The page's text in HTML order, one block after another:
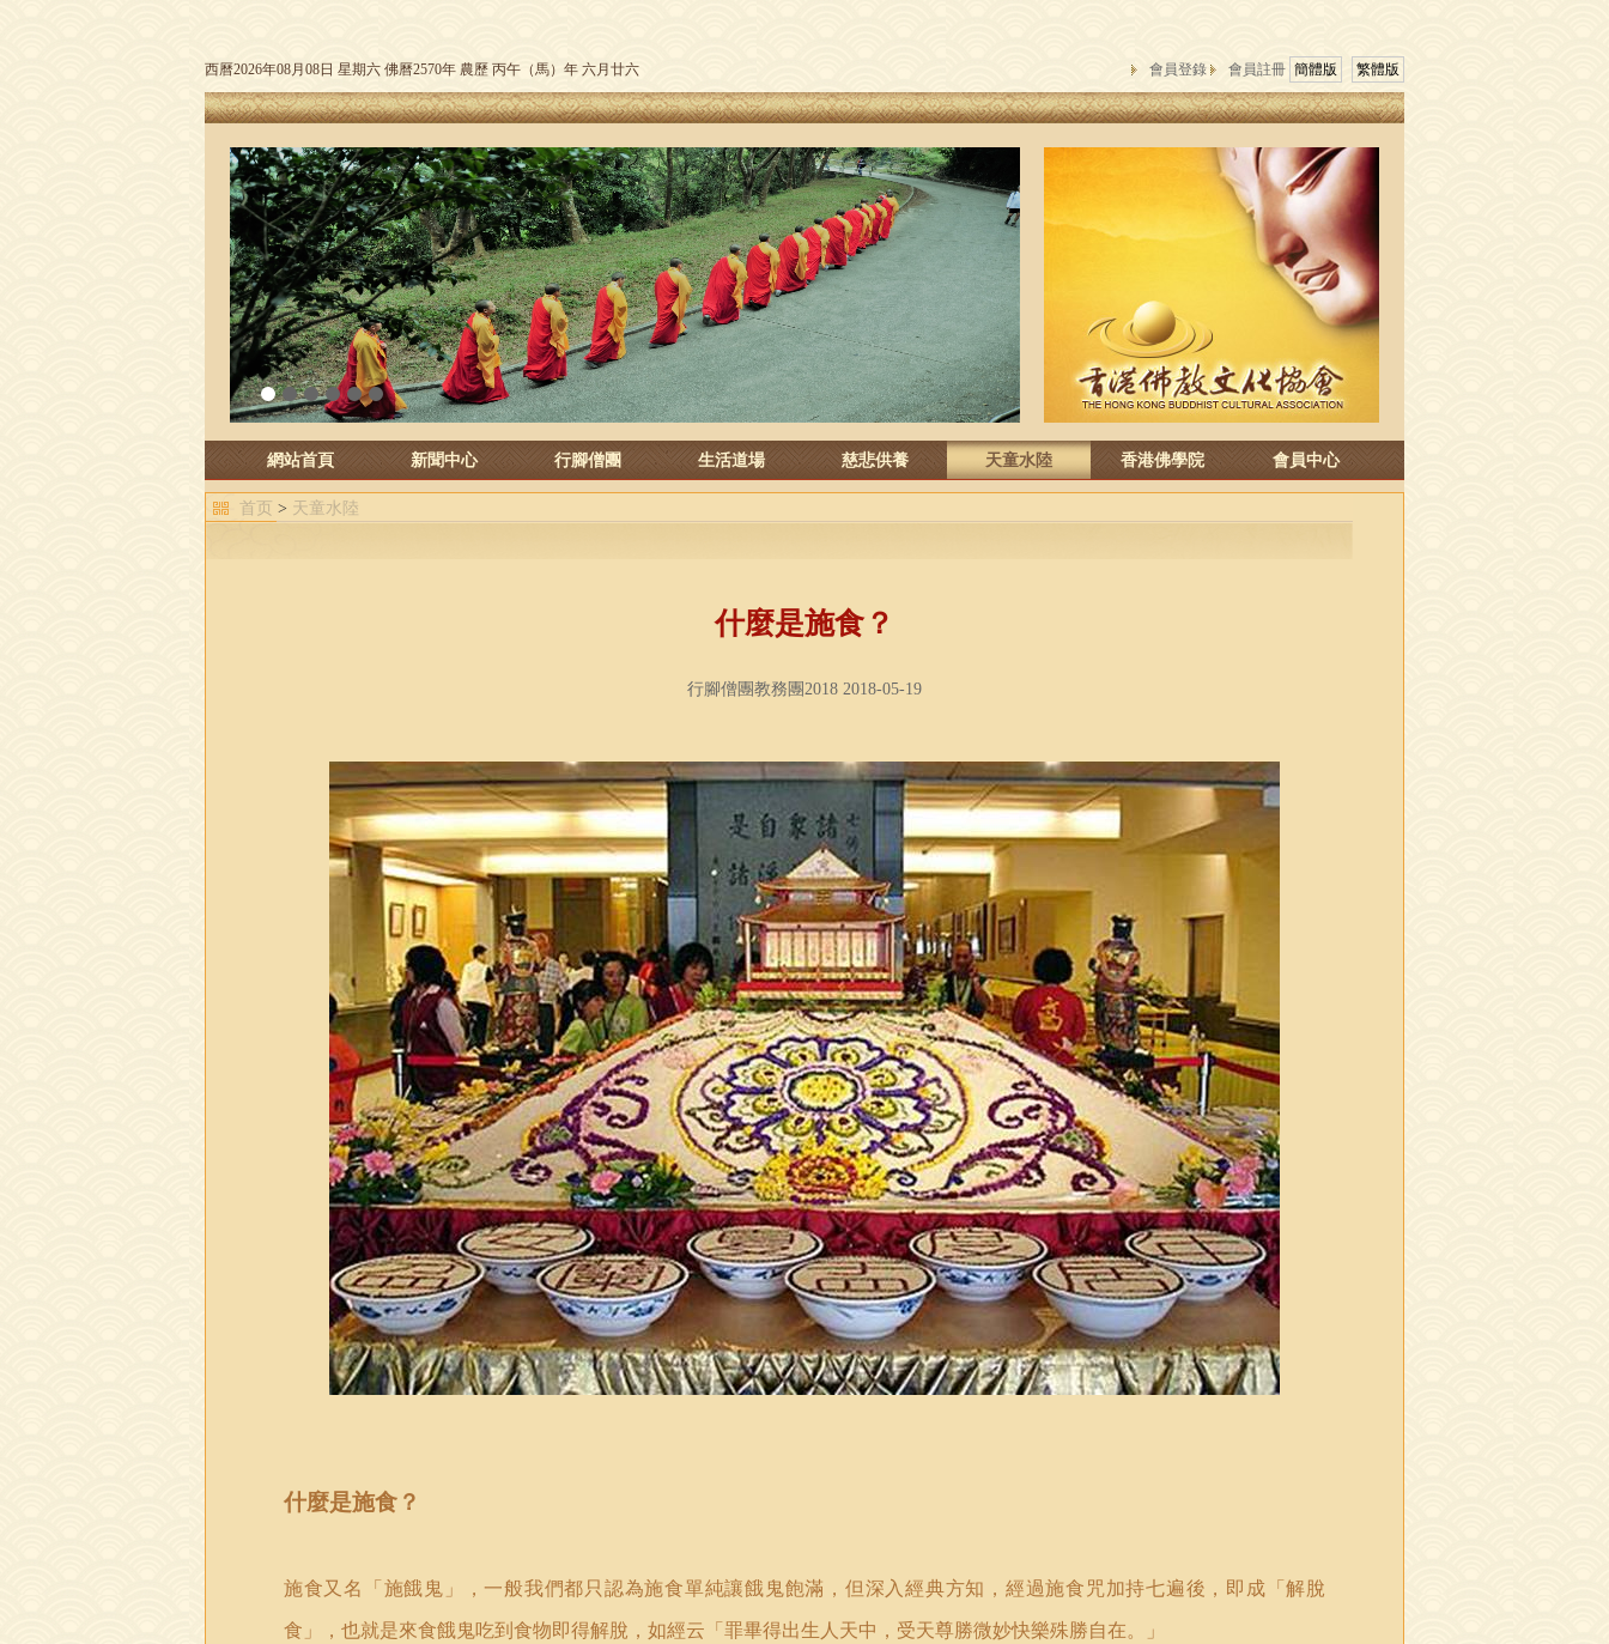
西曆2026年08月08日 星期六 佛曆2570年 農歷 丙午（馬）年 六月廿六 會員登錄 會員註冊 簡體版 繁體版
1 2 3 4 5 6
網站首頁 新聞中心 行腳僧團 生活道場 慈悲供養 天童水陸 香港佛學院 會員中心
首页 > 天童水陸
什麼是施食？
行腳僧團教務團2018 2018-05-19
什麼是施食？
施食又名「施餓鬼」，一般我們都只認為施食單純讓餓鬼飽滿，但深入經典方知，經過施食咒加持七遍後，即成「解脫
食」，也就是來食餓鬼吃到食物即得解脫，如經云「罪畢得出生人天中，受天尊勝微妙快樂殊勝自在。」